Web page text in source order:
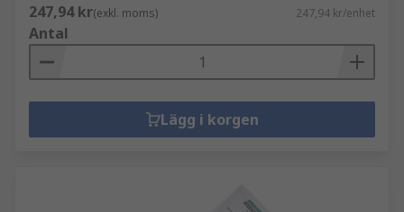
247,94 kr(exkl. moms) 247,94 kr/enhet
Antal
Lägg i korgen